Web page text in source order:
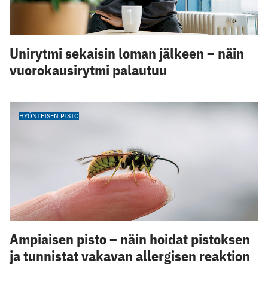
Unirytmi sekaisin loman jälkeen – näin
vuorokausirytmi palautuu
HYÖNTEISEN PISTO
Ampiaisen pisto – näin hoidat pistoksen
ja tunnistat vakavan allergisen reaktion